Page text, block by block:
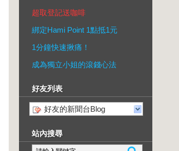
超取登記送咖啡
綁定Hami Point 1點抵1元
1分鐘快速揪痛！
成為獨立小姐的滾錢心法
好友列表
好友的新聞台Blog
站內搜尋